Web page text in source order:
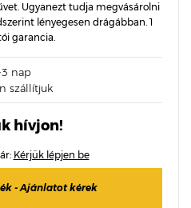
Ugyanezt tudja megvásárolni
lényegesen drágábban. 1
garancia.
3 nap
szállítjuk
hívjon!
Kérjük lépjen be
- Ajánlatot kérek